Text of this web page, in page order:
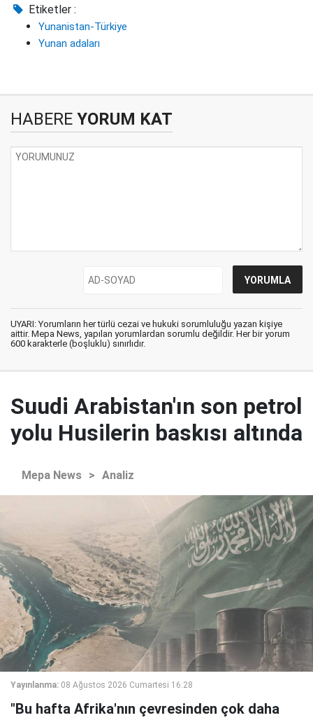
Etiketler :
Yunanistan-Türkiye
Yunan adaları
HABERE YORUM KAT
UYARI: Yorumların her türlü cezai ve hukuki sorumluluğu yazan kişiye
aittir. Mepa News, yapılan yorumlardan sorumlu değildir. Her bir yorum
600 karakterle (boşluklu) sınırlıdır.
Suudi Arabistan'ın son petrol
yolu Husilerin baskısı altında
Mepa News > Analiz
Yayınlanma: 08 Ağustos 2026 Cumartesi 16:28
"Bu hafta Afrika'nın çevresinden çok daha